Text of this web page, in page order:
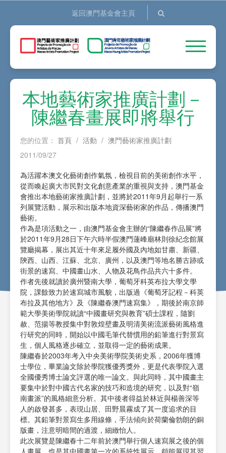
返回澳門基金會主頁
本地藝術家推廣計劃－
陳繼春畫展即將舉行
您的位置： 首頁 / 活動 / 澳門藝術家推廣計劃
2011/09/27
為活躍本澳文化藝術創作氣氛，檢視目前的美術創作水平，
從而喚起廣大市民對文化創意產業的重視與支持，澳門基金
會推出本地藝術家推廣計劃，並將於2011年9月起舉行一系
列展覽活動，展示和出版本地資深藝術家的作品，傳播澳門
藝術。
作為是項活動之一，由澳門基金會主辦的“陳繼春作品展”將
於2011年9月28日下午六時半假澳門蓮峰廟林則徐紀念館展
覽廳揭幕，展出其近十年來足履外國及內地如甘肅、新疆、
陝西、山西、江蘇、北京、廣州，以及澳門等地名勝古跡或
街景的速寫、中國畫山水、人物及花鳥作品共六十多件。
作者先後就讀於廣州暨南大學，葡萄牙科英布拉大學文學
院，課餘致力於速寫城市風貌，出版過《葡萄牙記程－科英
布拉及其他地方》及《陳繼春澳門速寫集》，期後於南京師
範大學美術學院就讀“中國畫研究與教育”碩士課程，隨劉
赦、范揚等教授集中對敦煌壁畫及明清美術流派藝術風格進
行研究的同時，開始以中國毛筆代替慣用的鉛筆進行對景寫
生，個人風格逐步確立，並取得一定的藝術成果。
陳繼春於2003年考入中央美術學院美術史系，2006年獲博
士學位，畢業論文除於學院獲優秀獎外，更是代表學院入選
全國優秀博士論文評選的唯一論文。與此同時，其中國畫主
要集中於對中國古代名家的技巧和造境的研究，以及對“嶺
南畫派”的風格細意分析。其中後者得益於林近與楊善深等
人的啟發甚多，表現山居、田野晨霧成了其一度追求的目
標。其鉛筆對景寫生多用線條，手法傾向於荷蘭倫勃朗的銅
版畫，注意明暗間的過渡，細緻怡人。
此次展覽是陳繼春十二年前於澳門舉行個人速寫展之後的個